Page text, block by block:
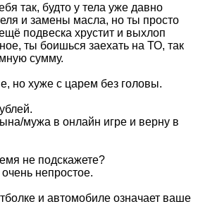
так, будто у тела уже давно
и замены масла, но ты просто
подвеска хрустит и выхлоп
ты боишься заехать на ТО, так
сумму.
но хуже с царем без головы.
мужа в онлайн игре и верну в
не подскажете?
непростое.
и автомобиле означает ваше